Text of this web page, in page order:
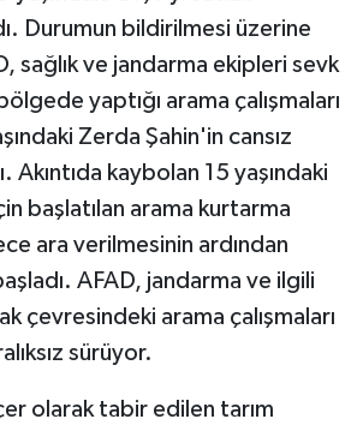
Durumun bildirilmesi üzerine
sağlık ve jandarma ekipleri sevk
yaptığı arama çalışmaları
Zerda Şahin'in cansız
Akıntıda kaybolan 15 yaşındaki
başlatılan arama kurtarma
ara verilmesinin ardından
AFAD, jandarma ve ilgili
çevresindeki arama çalışmaları
sürüyor.
olarak tabir edilen tarım